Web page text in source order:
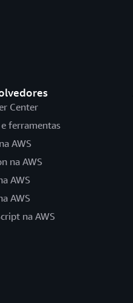
Center
e ferramentas
AWS
na AWS
AWS
AWS
na AWS